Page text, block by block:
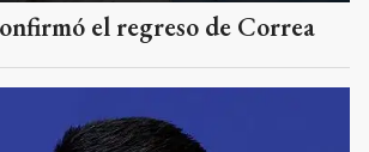
el regreso de Correa